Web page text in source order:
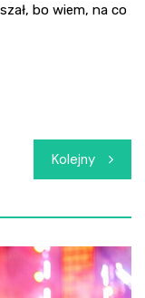
bo wiem, na co
Kolejny